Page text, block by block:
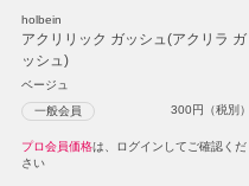
holbein
アクリリック ガッシュ(アクリラ ガ
ッシュ)
ベージュ
一般会員 300円（税別）
プロ会員価格は、ログインしてご確認くだ
さい